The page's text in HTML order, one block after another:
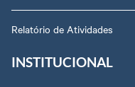
Relatório de Atividades
INSTITUCIONAL